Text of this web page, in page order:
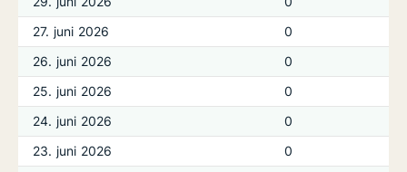
27. juni 2026
0
26. juni 2026
0
25. juni 2026
0
24. juni 2026
0
23. juni 2026
0